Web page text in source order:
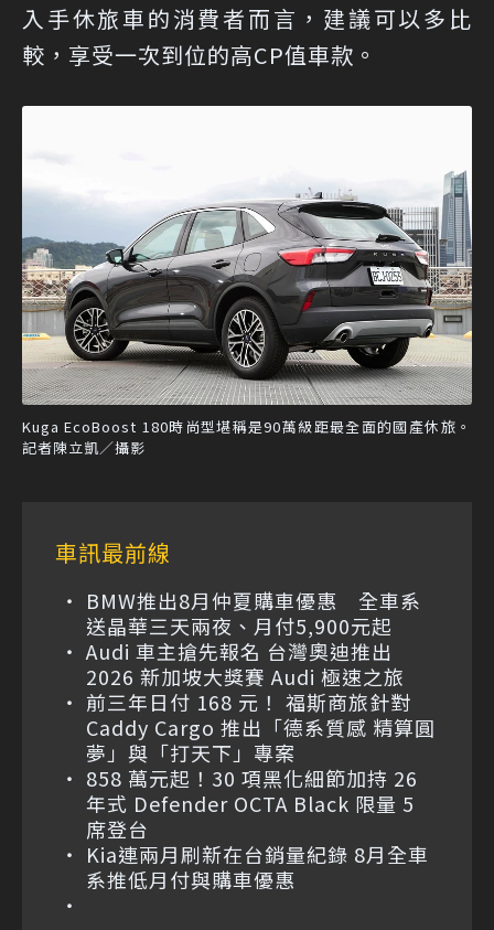
入手休旅車的消費者而言，建議可以多比
較，享受一次到位的高CP值車款。
Kuga EcoBoost 180時尚型堪稱是90萬級距最全面的國產休旅。
記者陳立凱／攝影
車訊最前線
BMW推出8月仲夏購車優惠 全車系
送晶華三天兩夜、月付5,900元起
Audi 車主搶先報名 台灣奧迪推出
2026 新加坡大獎賽 Audi 極速之旅
前三年日付 168 元！ 福斯商旅針對
Caddy Cargo 推出「德系質感 精算圓
夢」與「打天下」專案
858 萬元起！30 項黑化細節加持 26
年式 Defender OCTA Black 限量 5
席登台
Kia連兩月刷新在台銷量紀錄 8月全車
系推低月付與購車優惠